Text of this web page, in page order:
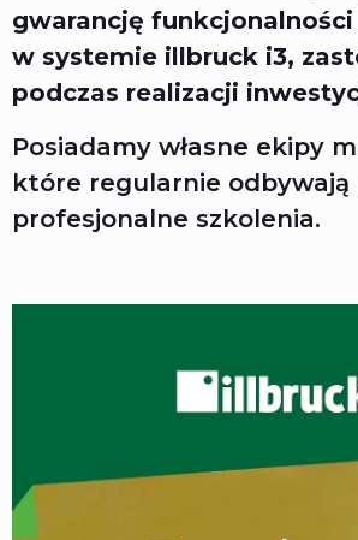
gwarancję
w systemie illbruck i3,
podczas realizacji
Posiadamy własne ekipy
które regularnie odbywają
profesjonalne szkolenia.